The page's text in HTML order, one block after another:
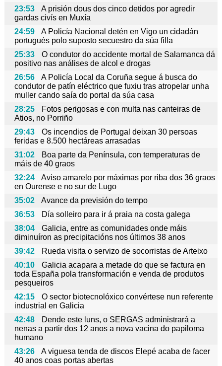
23:53
A prisión dous dos cinco detidos por agredir
gardas civís en Muxía
24:59
A Policía Nacional detén en Vigo un cidadán
portugués polo suposto secuestro da súa filla
25:33
O condutor do accidente mortal de Salamanca dá
positivo nas análises de alcol e drogas
26:56
A Policía Local da Coruña segue á busca do
condutor de patín eléctrico que fuxiu tras atropelar unha
muller cando saía do portal da súa casa
28:25
Fotos perigosas e con multa nas canteiras de
Atios, no Porriño
29:43
Os incendios de Portugal deixan 30 persoas
feridas e 8.500 hectáreas arrasadas
31:02
Boa parte da Península, con temperaturas de
máis de 40 graos
32:24
Aviso amarelo por máximas por riba dos 36 graos
en Ourense e no sur de Lugo
35:02
Avance da previsión do tempo
36:53
Día solleiro para ir á praia na costa galega
38:04
Galicia, entre as comunidades onde máis
diminuíron as precipitacións nos últimos 38 anos
39:42
Rueda visita o servizo de socorristas de Arteixo
40:10
Galicia acapara a metade do que se factura en
toda España pola transformación e venda de produtos
pesqueiros
42:15
O sector biotecnolóxico convértese nun referente
industrial en Galicia
42:48
Dende este luns, o SERGAS administrará a
nenas a partir dos 12 anos a nova vacina do papiloma
humano
43:26
A viguesa tenda de discos Elepé acaba de facer
40 anos coas portas abertas